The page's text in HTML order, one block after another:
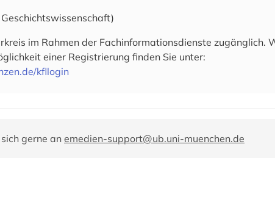
im Rahmen der Fachinformationsdienste zugänglich.
einer Registrierung finden Sie unter:
kfllogin
gerne an emedien-support@ub.uni-muenchen.de